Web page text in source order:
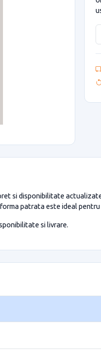
si disponibilitate
patrata este ideal
si livrare.